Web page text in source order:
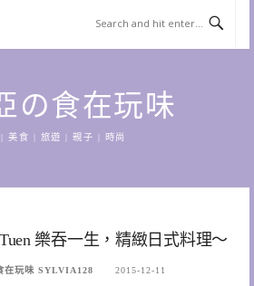
の食在玩味
| 美食 | 旅遊 | 親子 | 時尚
樂吞一生，精緻日式料理～
在玩味 SYLVIA128 2015-12-11